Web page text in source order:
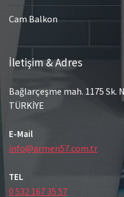
Cam Balkon
İletişim & Adres
Bağlarçeşme mah. 1175 Sk.
TÜRKİYE
E-Mail
info@armen57.com.tr
TEL
0 532 167 35 57